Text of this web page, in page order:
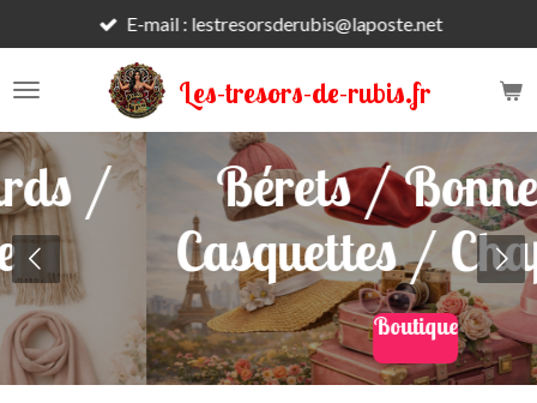
au
contenu
Les-tresors-de-rubis.fr
Livraison 2 à 3 jours ouvrés
Bérets / Bonnets /
Casquettes / Chapeaux
Boutique